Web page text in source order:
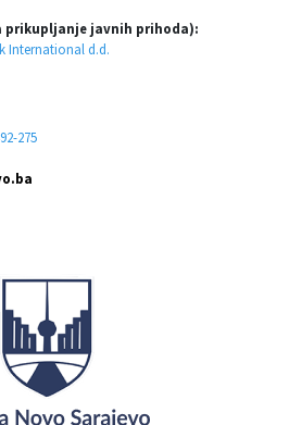
prikupljanje javnih prihoda):
International d.d.
275